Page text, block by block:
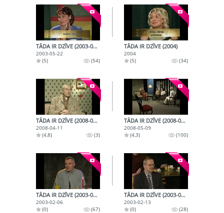
TĀDA IR DZĪVE (2003-05-22)
2003-05-22
(5)
(54)
TĀDA IR DZĪVE (2004)
2004
(5)
(34)
TĀDA IR DZĪVE (2008-04-11)
2008-04-11
(4,8)
(3)
TĀDA IR DZĪVE (2008-05-09)
2008-05-09
(4,3)
(100)
TĀDA IR DZĪVE (2003-02-06)
2003-02-06
(0)
(67)
TĀDA IR DZĪVE (2003-02-13)
2003-02-13
(0)
(28)